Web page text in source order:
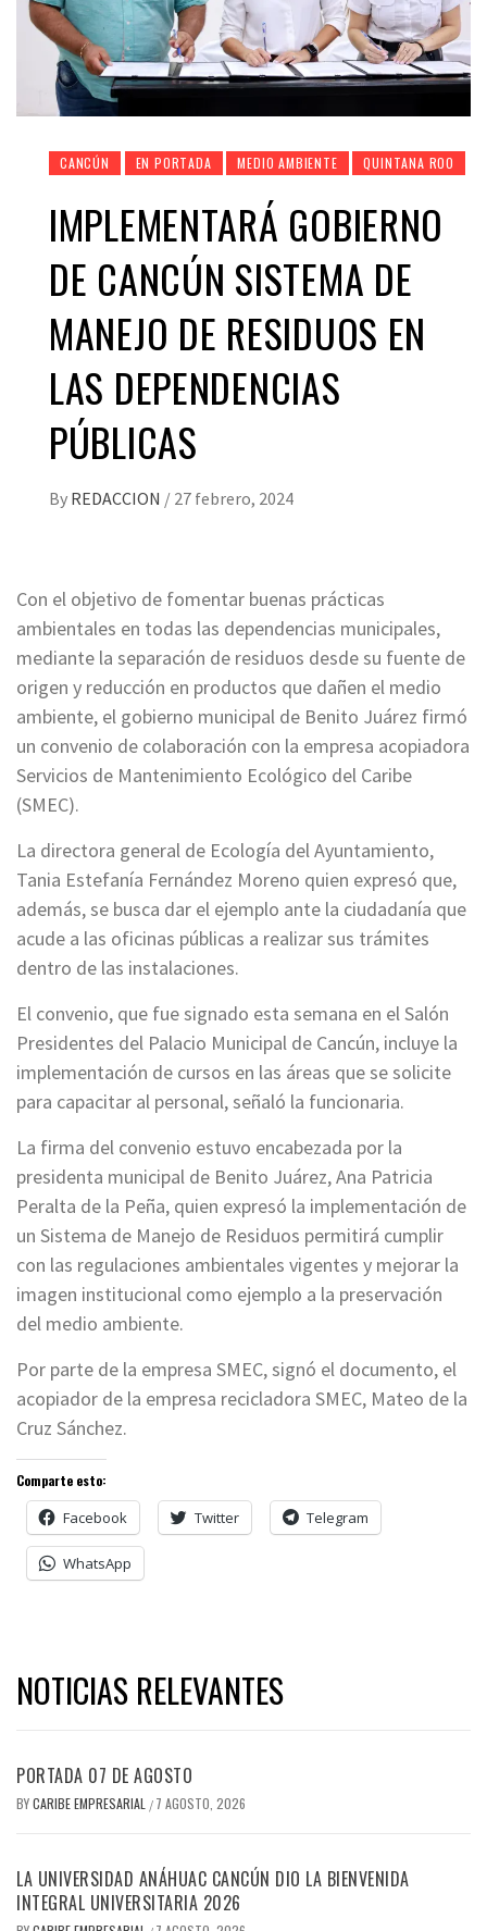
CANCÚN EN PORTADA MEDIO AMBIENTE QUINTANA ROO
IMPLEMENTARÁ GOBIERNO
DE CANCÚN SISTEMA DE
MANEJO DE RESIDUOS EN
LAS DEPENDENCIAS
PÚBLICAS
By REDACCION / 27 febrero, 2024
Con el objetivo de fomentar buenas prácticas
ambientales en todas las dependencias municipales,
mediante la separación de residuos desde su fuente de
origen y reducción en productos que dañen el medio
ambiente, el gobierno municipal de Benito Juárez firmó
un convenio de colaboración con la empresa acopiadora
Servicios de Mantenimiento Ecológico del Caribe
(SMEC).
La directora general de Ecología del Ayuntamiento,
Tania Estefanía Fernández Moreno quien expresó que,
además, se busca dar el ejemplo ante la ciudadanía que
acude a las oficinas públicas a realizar sus trámites
dentro de las instalaciones.
El convenio, que fue signado esta semana en el Salón
Presidentes del Palacio Municipal de Cancún, incluye la
implementación de cursos en las áreas que se solicite
para capacitar al personal, señaló la funcionaria.
La firma del convenio estuvo encabezada por la
presidenta municipal de Benito Juárez, Ana Patricia
Peralta de la Peña, quien expresó la implementación de
un Sistema de Manejo de Residuos permitirá cumplir
con las regulaciones ambientales vigentes y mejorar la
imagen institucional como ejemplo a la preservación
del medio ambiente.
Por parte de la empresa SMEC, signó el documento, el
acopiador de la empresa recicladora SMEC, Mateo de la
Cruz Sánchez.
Comparte esto:
Facebook Twitter Telegram
WhatsApp
NOTICIAS RELEVANTES
PORTADA 07 DE AGOSTO
BYCARIBE EMPRESARIAL / 7 AGOSTO, 2026
LA UNIVERSIDAD ANÁHUAC CANCÚN DIO LA BIENVENIDA
INTEGRAL UNIVERSITARIA 2026